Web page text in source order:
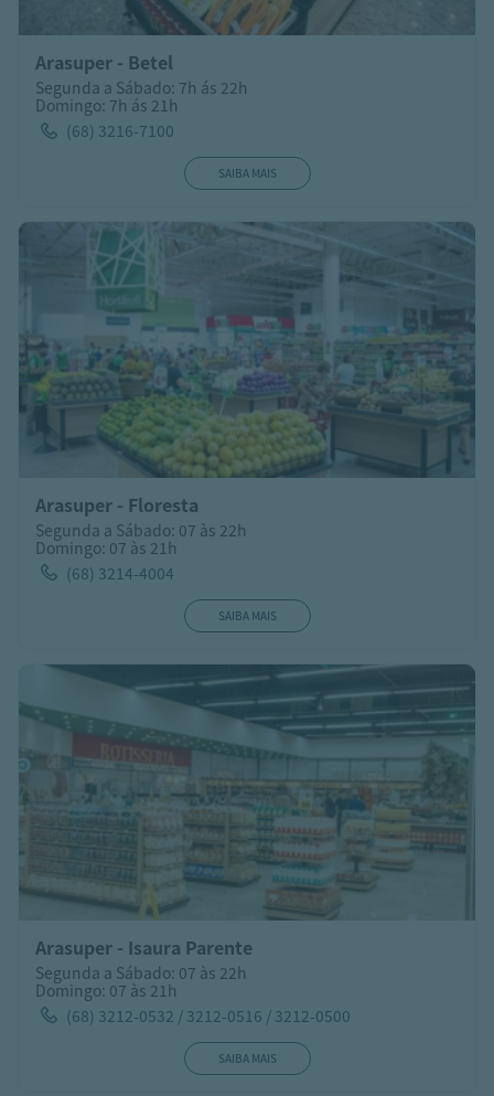
Arasuper - Betel
Segunda a Sábado: 7h ás 22h
Domingo: 7h ás 21h
(68) 3216-7100
SAIBA MAIS
Arasuper - Floresta
Segunda a Sábado: 07 às 22h
Domingo: 07 às 21h
(68) 3214-4004
SAIBA MAIS
Arasuper - Isaura Parente
Segunda a Sábado: 07 às 22h
Domingo: 07 às 21h
(68) 3212-0532 / 3212-0516 / 3212-0500
SAIBA MAIS